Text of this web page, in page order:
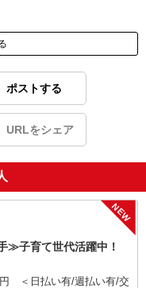
ポストする
URLをシェア
NEW
≫子育て世代活躍中！
＜日払い有/週払い有/交